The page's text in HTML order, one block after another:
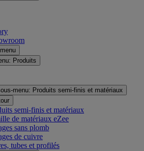
Produits
menu: Produits semi-finis et matériaux
semi-finis et matériaux
de matériaux eZee
sans plomb
de cuivre
tubes et profilés